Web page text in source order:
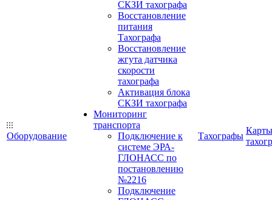
Оборудование
СКЗИ тахографа
Восстановление
питания
Тахографа
Восстановление
жгута датчика
скорости
тахографа
Активация блока
СКЗИ тахографа
Мониторинг
транспорта
Подключение к
системе ЭРА-
ГЛОНАСС по
постановлению
№2216
Подключение
Тахографы
Карты